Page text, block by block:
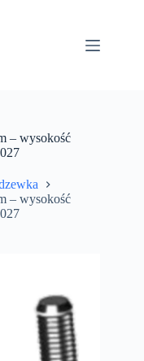
– wysokość
– wysokość